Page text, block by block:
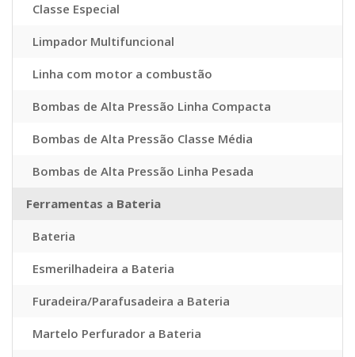
Classe Especial
Limpador Multifuncional
Linha com motor a combustão
Bombas de Alta Pressão Linha Compacta
Bombas de Alta Pressão Classe Média
Bombas de Alta Pressão Linha Pesada
Ferramentas a Bateria
Bateria
Esmerilhadeira a Bateria
Furadeira/Parafusadeira a Bateria
Martelo Perfurador a Bateria